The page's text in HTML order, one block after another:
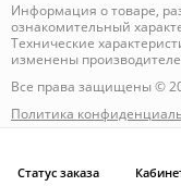
Статус заказа
Информация о товаре,
ознакомительный
Технические
изменены
Все права защищены ©
Политика